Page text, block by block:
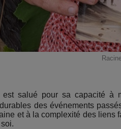
est salué pour sa capacité à
des événements
et à la complexité des liens